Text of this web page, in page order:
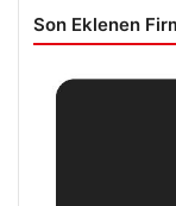
Son Eklenen